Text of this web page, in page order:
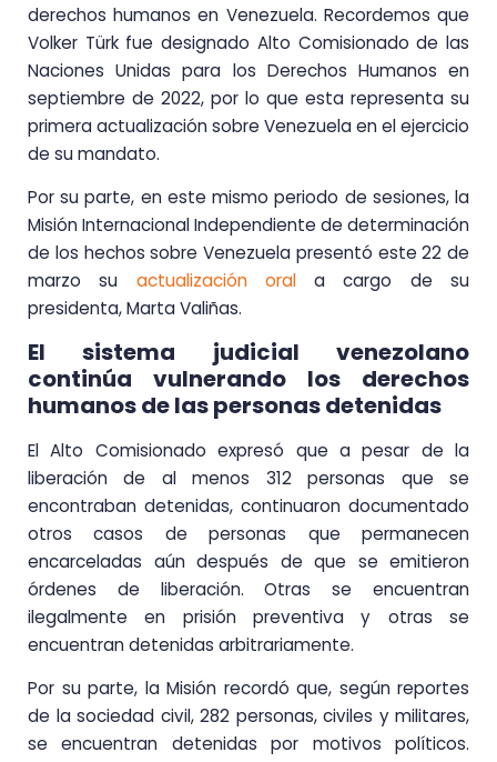
derechos humanos en Venezuela. Recordemos que
Volker Türk fue designado Alto Comisionado de las
Naciones Unidas para los Derechos Humanos en
septiembre de 2022, por lo que esta representa su
primera actualización sobre Venezuela en el ejercicio
de su mandato.
Por su parte, en este mismo periodo de sesiones, la
Misión Internacional Independiente de determinación
de los hechos sobre Venezuela presentó este 22 de
marzo su actualización orala cargo de su
presidenta, Marta Valiñas.
El sistema judicial venezolano
continúa vulnerando los derechos
humanos de las personas detenidas
El Alto Comisionado expresó que a pesar de la
liberación de al menos 312 personas que se
encontraban detenidas, continuaron documentado
otros casos de personas que permanecen
encarceladas aún después de que se emitieron
órdenes de liberación. Otras se encuentran
ilegalmente en prisión preventiva y otras se
encuentran detenidas arbitrariamente.
Por su parte, la Misión recordó que, según reportes
de la sociedad civil, 282 personas, civiles y militares,
se encuentran detenidas por motivos políticos.